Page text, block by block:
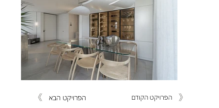
הפרויקט הבא הפרויקט הקודם